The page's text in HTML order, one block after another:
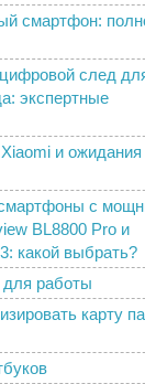
смартфон:
след
экспертные
и ожидания
с
BL8800 Pro и
какой выбрать?
работы
карту